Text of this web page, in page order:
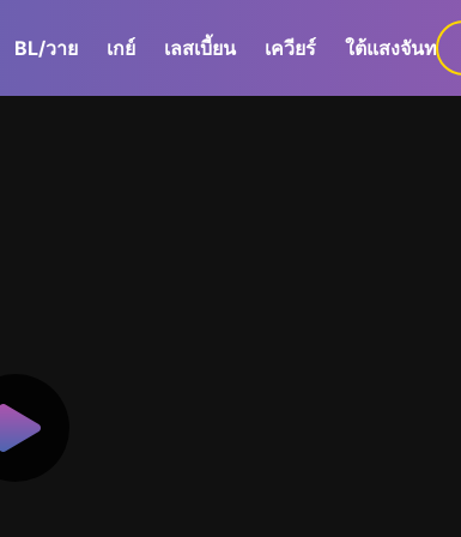
BL/วาย เกย์ เลสเบี้ยน เควียร์ ใต้แสงจันทร์